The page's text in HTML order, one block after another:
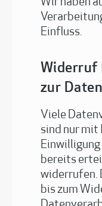
Wir haben
Einfluss.
Widerruf
zur
Viele
sind nur mit
Einwilligung
bereits
widerrufen.
bis zum